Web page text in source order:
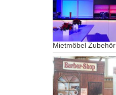
Mietmöbel Zubehör